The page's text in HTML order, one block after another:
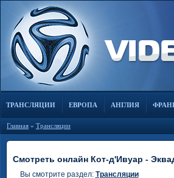
ТРАНСЛЯЦИИ ЕВРОПА АНГЛИЯ
Главная » Трансляции
Смотреть онлайн Кот-д'Ивуар -
Вы смотрите раздел: Трансляции